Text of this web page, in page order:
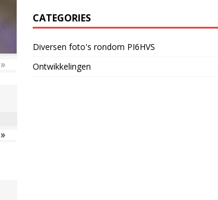
»
»
CATEGORIES
Diversen foto's rondom PI6HVS
Ontwikkelingen